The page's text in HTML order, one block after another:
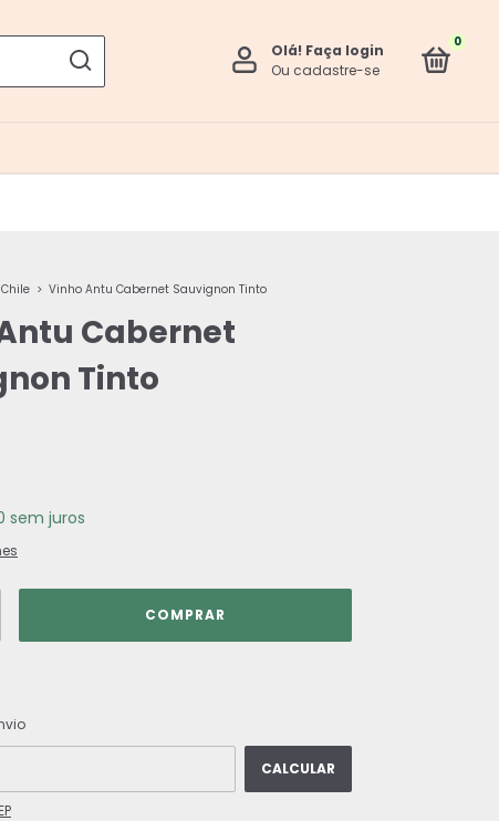
Olá! Faça login
Ou cadastre-se
0
Chile > Vinho Antu Cabernet Sauvignon Tinto
Cabernet
Tinto
sem juros
CALCULAR